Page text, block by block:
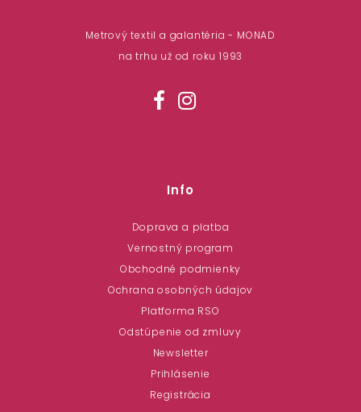
Metrový textil a galantéria - MONAD
na trhu už od roku 1993
Info
Doprava a platba
Vernostný program
Obchodné podmienky
Ochrana osobných údajov
Platforma RSO
Odstúpenie od zmluvy
Newsletter
Prihlásenie
Registrácia